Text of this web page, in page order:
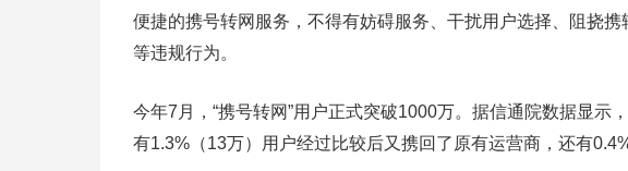
便捷的携号转网服务，不得有妨碍服务、干扰用户选择、阻挠
等违规行为。
今年7月，“携号转网”用户正式突破1000万。据信通院数据显示
有1.3%（13万）用户经过比较后又携回了原有运营商，还有